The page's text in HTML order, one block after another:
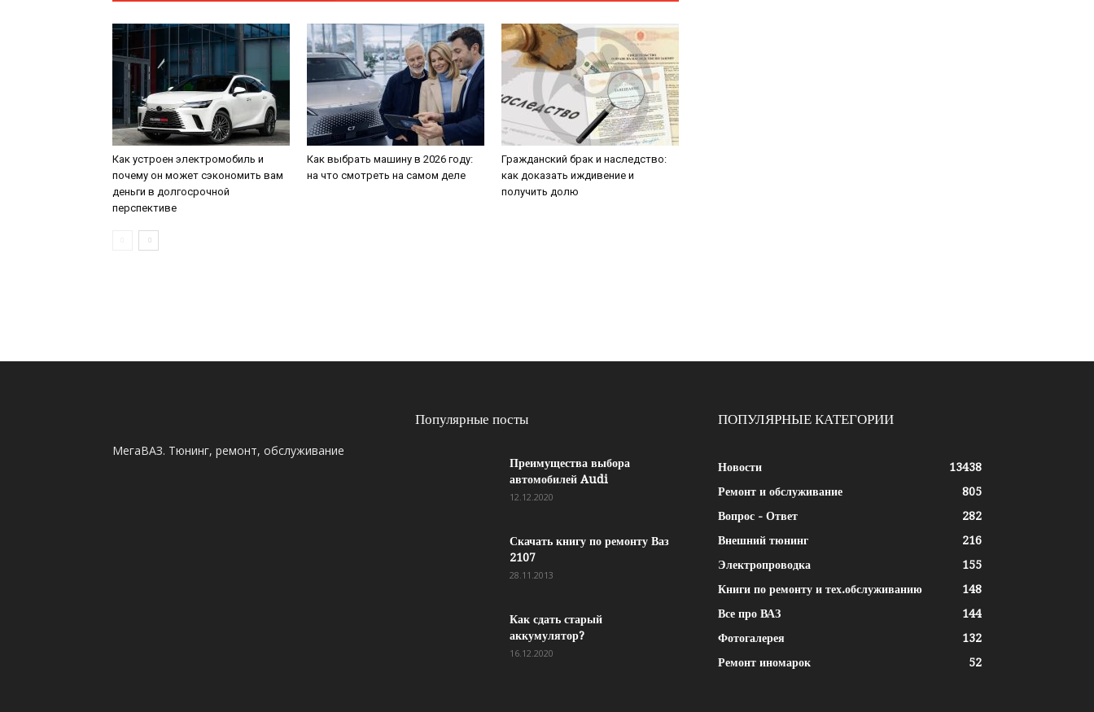
Как устроен электромобиль и
почему он может сэкономить вам
деньги в долгосрочной
перспективе
Как выбрать машину в 2026 году:
на что смотреть на самом деле
Гражданский брак и наследство:
как доказать иждивение и
получить долю
МегаВАЗ. Тюнинг, ремонт, обслуживание
Популярные посты
Преимущества выбора
автомобилей Audi
12.12.2020
Скачать книгу по ремонту Ваз
2107
28.11.2013
Как сдать старый
аккумулятор?
16.12.2020
ПОПУЛЯРНЫЕ КАТЕГОРИИ
Новости
13438
Ремонт и обслуживание
805
Вопрос - Ответ
282
Внешний тюнинг
216
Электропроводка
155
Книги по ремонту и тех.обслуживанию
148
Все про ВАЗ
144
Фотогалерея
132
Ремонт иномарок
52